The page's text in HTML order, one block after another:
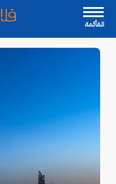
القأئمة